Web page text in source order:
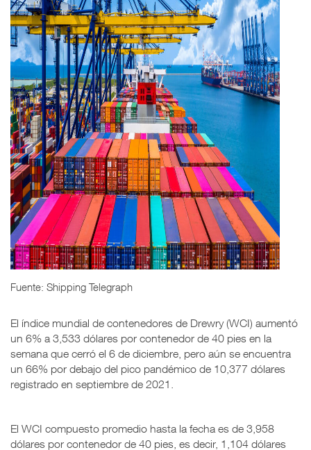
Fuente: Shipping Telegraph
El índice mundial de contenedores de Drewry (WCI) aumentó
un 6% a 3,533 dólares por contenedor de 40 pies en la
semana que cerró el 6 de diciembre, pero aún se encuentra
un 66% por debajo del pico pandémico de 10,377 dólares
registrado en septiembre de 2021.
El WCI compuesto promedio hasta la fecha es de 3,958
dólares por contenedor de 40 pies, es decir, 1,104 dólares